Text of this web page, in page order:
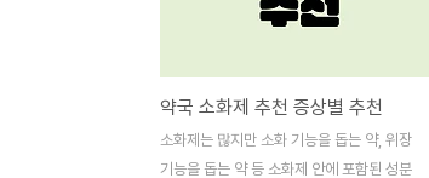
약국 소화제 추천 증상별 추천
소화제는 많지만 소화 기능을 돕는 약, 위장
기능을 돕는 약 등 소화제 안에 포함된 성분